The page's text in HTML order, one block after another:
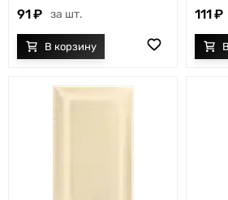
91 шт. 111